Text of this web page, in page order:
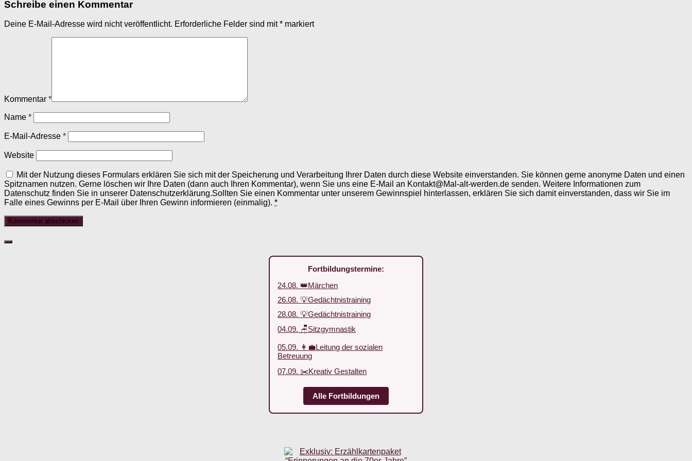
Schreibe einen Kommentar
Deine E-Mail-Adresse wird nicht veröffentlicht. Erforderliche Felder sind mit* markiert
Kommentar *
Name *
E-Mail-Adresse *
Website
Mit der Nutzung dieses Formulars erklären Sie sich mit der Speicherung und Verarbeitung Ihrer Daten durch diese Website einverstanden. Sie können gerne anonyme Daten und einen
Spitznamen nutzen. Gerne löschen wir Ihre Daten (dann auch Ihren Kommentar), wenn Sie uns eine E-Mail an Kontakt@Mal-alt-werden.de senden. Weitere Informationen zum
Datenschutz finden Sie in unserer Datenschutzerklärung.Sollten Sie einen Kommentar unter unserem Gewinnspiel hinterlassen, erklären Sie sich damit einverstanden, dass wir Sie im
Falle eines Gewinns per E-Mail über Ihren Gewinn informieren (einmalig). *
Fortbildungstermine:
24.08. 👑Märchen
26.08. 💡Gedächtnistraining
28.08. 💡Gedächtnistraining
04.09. 🪑Sitzgymnastik
05.09. 👩‍💼Leitung der sozialen
Betreuung
07.09. ✂️Kreativ Gestalten
Alle Fortbildungen